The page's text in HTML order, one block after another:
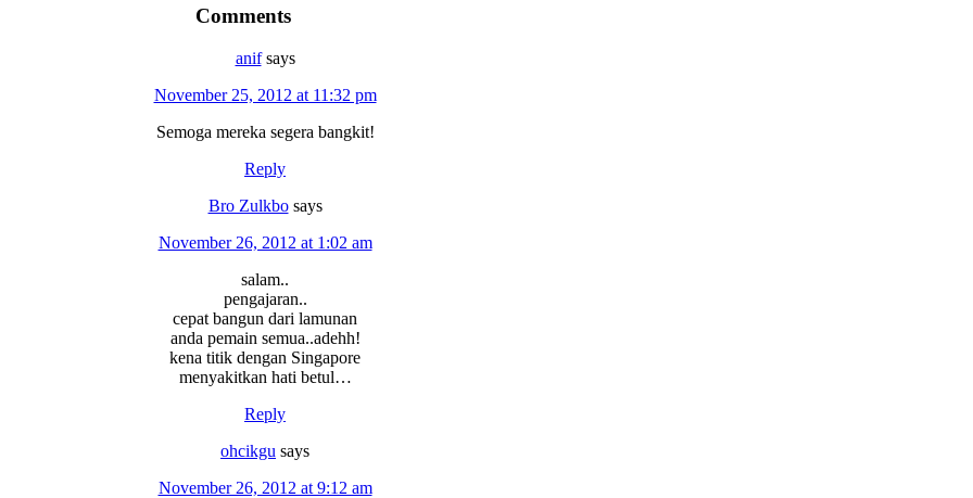
Comments
anif says
November 25, 2012 at 11:32 pm
Semoga mereka segera bangkit!
Reply
Bro Zulkbo says
November 26, 2012 at 1:02 am
salam..
pengajaran..
cepat bangun dari lamunan
anda pemain semua..adehh!
kena titik dengan Singapore
menyakitkan hati betul…
Reply
ohcikgu says
November 26, 2012 at 9:12 am